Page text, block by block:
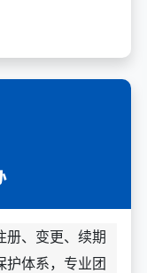
册、变更、续期
护体系，专业团